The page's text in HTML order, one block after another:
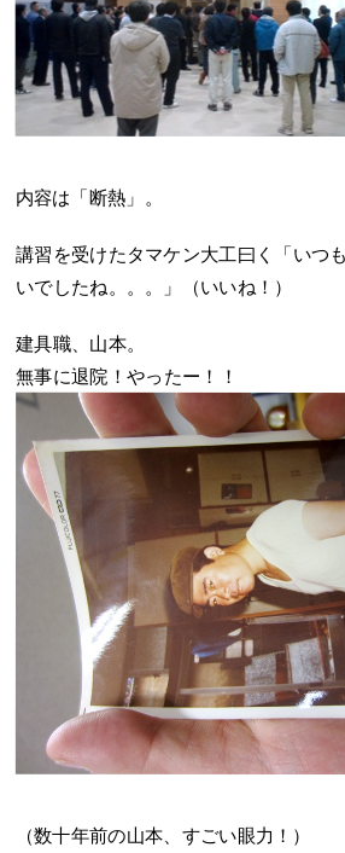
内容は「断熱」。
講習を受けたタマケン大工曰く「いつ
いでしたね。。。」（いいね！）
建具職、山本。
無事に退院！やったー！！
（数十年前の山本、すごい眼力！）